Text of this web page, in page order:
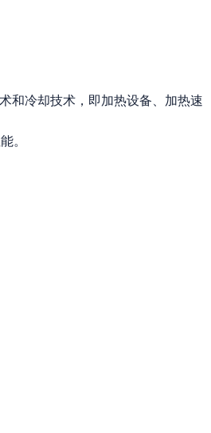
和冷却技术，即加热设备、加热速
。